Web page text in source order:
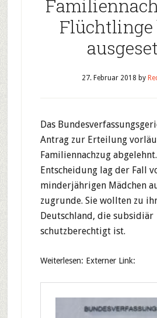
Flüchtlinge
27. Februar 2018 by
Das
Antrag zur Erteilung
Familiennachzug
Entscheidung lag der Fall
minderjährigen Mädchen
zugrunde. Sie wollten zu
Deutschland, die subsidiär
schutzberechtigt ist.
Weiterlesen: Externer Link: